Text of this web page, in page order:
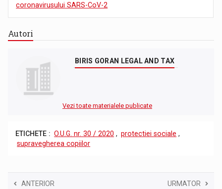
coronavirusului SARS-CoV-2
Autori
BIRIS GORAN LEGAL AND TAX
Vezi toate materialele publicate
ETICHETE : O.U.G. nr. 30 / 2020 , protectiei sociale ,
supravegherea copiilor
ANTERIOR URMATOR